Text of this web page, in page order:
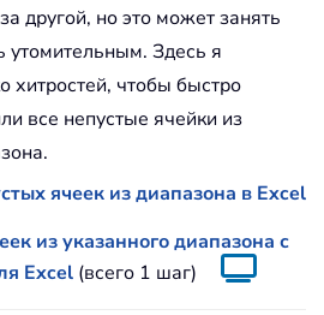
другой, но это может занять
утомительным. Здесь я
хитростей, чтобы быстро
все непустые ячейки из
ячеек из диапазона в Excel
из указанного диапазона с
Excel (всего 1 шаг)